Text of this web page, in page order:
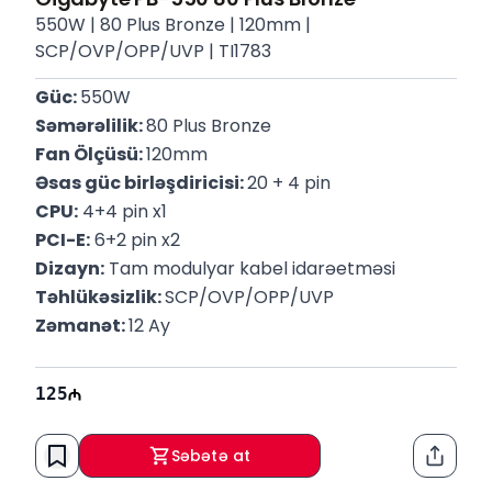
550W | 80 Plus Bronze | 120mm |
SCP/OVP/OPP/UVP | TI1783
Güc: 550W
Səmərəlilik: 80 Plus Bronze
Fan Ölçüsü: 120mm
Əsas güc birləşdiricisi: 20 + 4 pin
CPU: 4+4 pin x1
PCI-E: 6+2 pin x2
Dizayn: Tam modulyar kabel idarəetməsi
Təhlükəsizlik: SCP/OVP/OPP/UVP
Zəmanət: 12 Ay
125
Səbətə at